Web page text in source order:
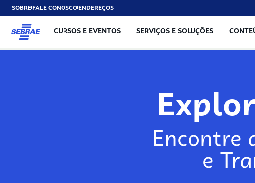
SOBREFALE CONOSCOENDEREÇOS
CURSOS E EVENTOS SERVIÇOS E SOLUÇÕES
Encontre
e